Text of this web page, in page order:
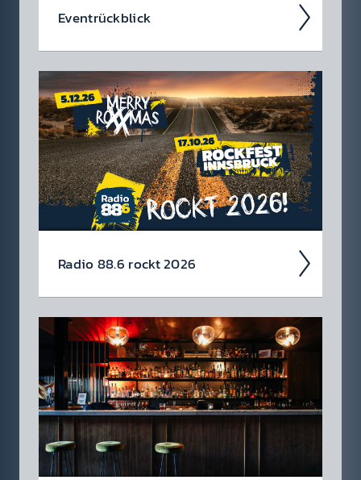
Event­rück­blick
Wir blicken auf coole 88.6 Events zurück.
Radio 88.6 rockt 2026
Auch 2026 heißt es: Wir sind ROCK­FEST!
Jetzt schon die Tickets für unsere 88.6 Events
checken.